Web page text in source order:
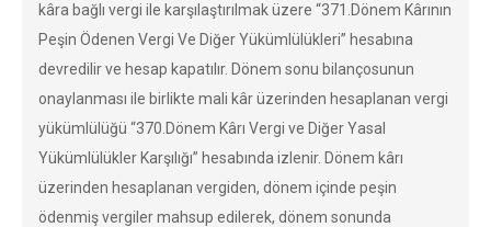
kâra bağlı vergi ile karşılaştırılmak üzere “371.Dönem Kârının
Peşin Ödenen Vergi Ve Diğer Yükümlülükleri” hesabına
devredilir ve hesap kapatılır. Dönem sonu bilançosunun
onaylanması ile birlikte mali kâr üzerinden hesaplanan vergi
yükümlülüğü “370.Dönem Kârı Vergi ve Diğer Yasal
Yükümlülükler Karşılığı” hesabında izlenir. Dönem kârı
üzerinden hesaplanan vergiden, dönem içinde peşin
ödenmiş vergiler mahsup edilerek, dönem sonunda